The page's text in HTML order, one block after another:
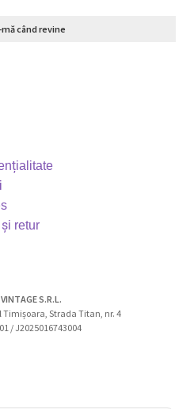
când revine
retur
S.R.L.
Strada Titan, nr. 4
/ J2025016743004